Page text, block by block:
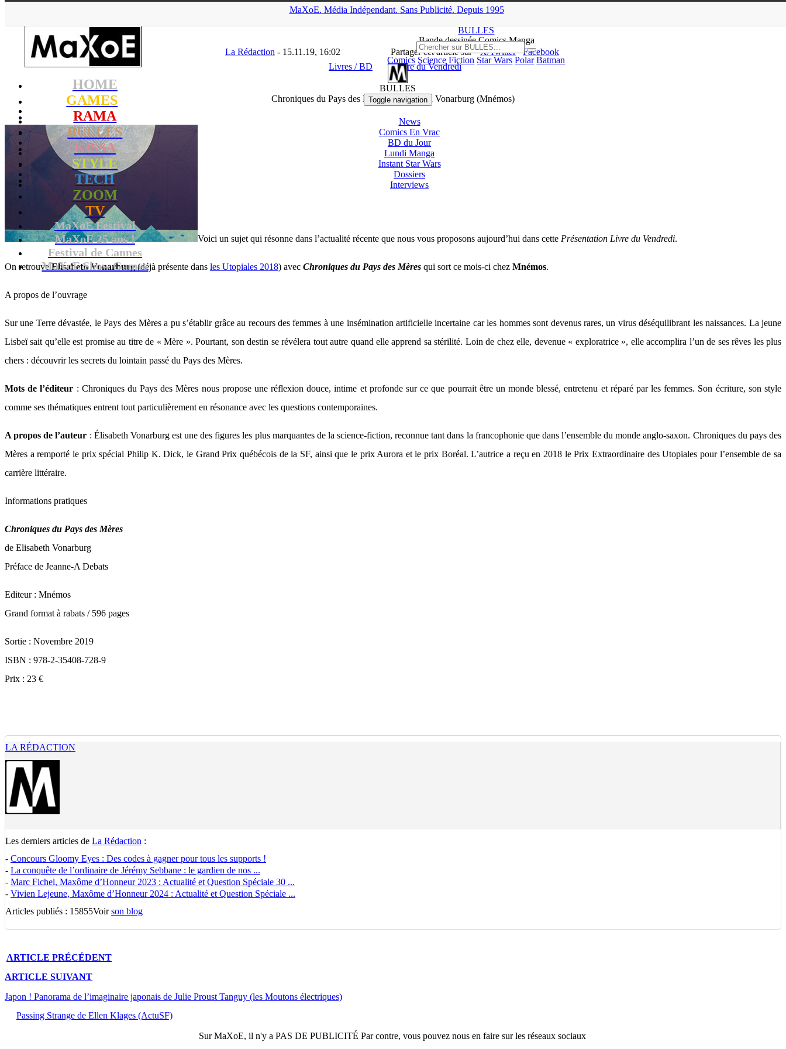
MaXoE. Média Indépendant. Sans Publicité. Depuis 1995
HOME
GAMES
RAMA
BULLES
KISSA
STYLE
TECH
ZOOM
TV
MaXoE Festival
MaXoE 25 ans !
Festival de Cannes
MaXoE Show Games
BULLES
Bande dessinée Comics Manga
Comics Science Fiction Star Wars Polar Batman
BULLES
Toggle navigation
News
Comics En Vrac
BD du Jour
Lundi Manga
Instant Star Wars
Dossiers
Interviews
▲
La Rédaction - 15.11.19, 16:02 Partager cet article sur X/Twitter
Facebook
Livres / BD
Livre du Vendredi
Chroniques du Pays des Mères de Elisabeth Vonarburg (Mnémos)
Voici un sujet qui résonne dans l’actualité récente que nous vous proposons aujourd’hui dans cette Présentation Livre du Vendredi.
On retrouveElisabeth Vonarburg(déjà présente dans les Utopiales 2018) avec Chroniques du Pays des Mères qui sort ce mois-ci chez Mnémos.
A propos de l’ouvrage
Sur une Terre dévastée, le Pays des Mères a pu s’établir grâce au recours des femmes à une insémination artificielle incertaine car les hommes sont devenus rares, un virus déséquilibrant les naissances. La jeune
Lisbeï sait qu’elle est promise au titre de « Mère ». Pourtant, son destin se révélera tout autre quand elle apprend sa stérilité. Loin de chez elle, devenue « exploratrice », elle accomplira l’un de ses rêves les plus
chers : découvrir les secrets du lointain passé du Pays des Mères.
Mots de l’éditeur : Chroniques du Pays des Mères nous propose une réflexion douce, intime et profonde sur ce que pourrait être un monde blessé, entretenu et réparé par les femmes. Son écriture, son style
comme ses thématiques entrent tout particulièrement en résonance avec les questions contemporaines.
A propos de l’auteur : Élisabeth Vonarburg est une des figures les plus marquantes de la science-fiction, reconnue tant dans la francophonie que dans l’ensemble du monde anglo-saxon. Chroniques du pays des
Mères a remporté le prix spécial Philip K. Dick, le Grand Prix québécois de la SF, ainsi que le prix Aurora et le prix Boréal. L’autrice a reçu en 2018 le Prix Extraordinaire des Utopiales pour l’ensemble de sa
carrière littéraire.
Informations pratiques
Chroniques du Pays des Mères
de Elisabeth Vonarburg
Préface de Jeanne-A Debats
Editeur : Mnémos
Grand format à rabats / 596 pages
Sortie : Novembre 2019
ISBN : 978-2-35408-728-9
Prix : 23 €
LA RÉDACTION
Les derniers articles de La Rédaction :
- Concours Gloomy Eyes : Des codes à gagner pour tous les supports !
- La conquête de l’ordinaire de Jérémy Sebbane : le gardien de nos ...
- Marc Fichel, Maxôme d’Honneur 2023 : Actualité et Question Spéciale 30 ...
- Vivien Lejeune, Maxôme d’Honneur 2024 : Actualité et Question Spéciale ...
Articles publiés : 15855Voirson blog
ARTICLE PRÉCÉDENT
ARTICLE SUIVANT
Japon ! Panorama de l’imaginaire japonais de Julie Proust Tanguy (les Moutons électriques)
Passing Strange de Ellen Klages (ActuSF)
SurMaXoE, il n'y a PAS DE PUBLICITÉ Par contre, vous pouvez nous en faire sur les réseaux sociaux